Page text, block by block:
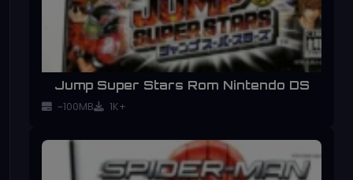
Jump Super Stars Rom Nintendo DS
~100MB 1K+